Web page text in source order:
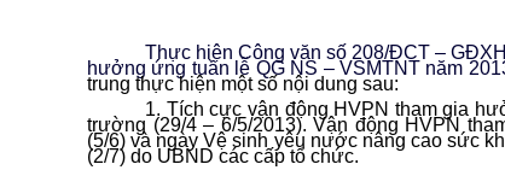
Thực hiện Công văn số 208/ĐCT –
hưởng ứng tuần lễ QG NS – VSMTNT năm
trung thực hiện một số nội dung sau:
1. Tích cực vận động HVPN tham gia
trường (29/4 – 6/5/2013). Vận động HVPN
(5/6) và ngày Vệ sinh yêu nước nâng cao sức
(2/7) do UBND các cấp tổ chức.